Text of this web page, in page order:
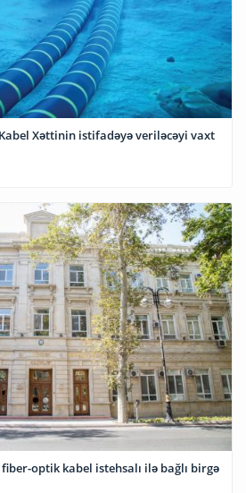
Xəttinin istifadəyə veriləcəyi vaxt
optik kabel istehsalı ilə bağlı birgə